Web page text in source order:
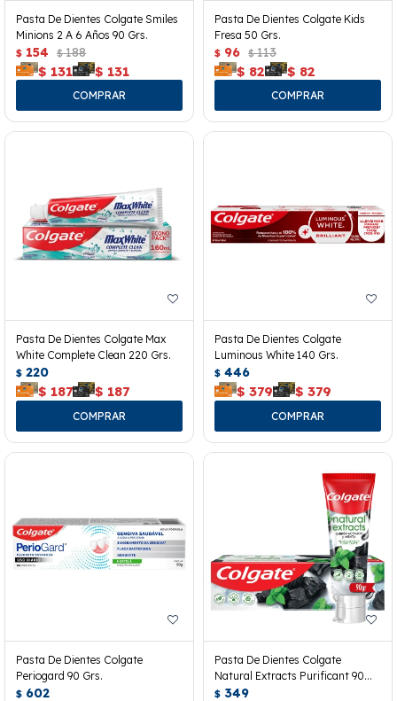
Pasta De Dientes Colgate Smiles
Minions 2 A 6 Años 90 Grs.
$ 154 $ 188
$ 131 $ 131
Pasta De Dientes Colgate Kids
Fresa 50 Grs.
$ 96 $ 113
$ 82 $ 82
Pasta De Dientes Colgate Max
White Complete Clean 220 Grs.
$ 220
$ 187 $ 187
Pasta De Dientes Colgate
Luminous White 140 Grs.
$ 446
$ 379 $ 379
Pasta De Dientes Colgate
Periogard 90 Grs.
$ 602
Pasta De Dientes Colgate
Natural Extracts Purificant 90
Grs.
$ 349